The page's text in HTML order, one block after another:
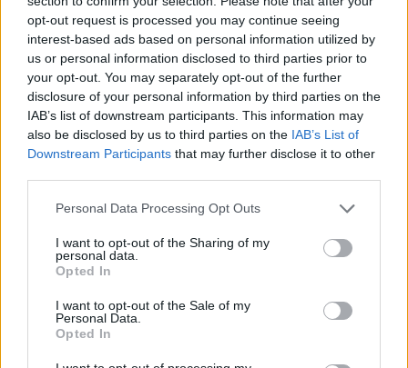
opt-out request is processed you may continue seeing
interest-based ads based on personal information utilized by
us or personal information disclosed to third parties prior to
your opt-out. You may separately opt-out of the further
disclosure of your personal information by third parties on the
IAB’s list of downstream participants. This information may
also be disclosed by us to third parties on the IAB’s List of
Downstream Participants that may further disclose it to other
Personal Data Processing Opt Outs
I want to opt-out of the Sharing of my
personal data.
Opted In
I want to opt-out of the Sale of my
Personal Data.
Opted In
considerazione offerte soltanto a partire da una cifra
compresa tra i 50 e i 55 milioni. Una valutazione molto elevata
che potrebbe trasformare l’eventuale trasferimento del
norvegese in una delle operazioni più costose della prossima
estate. Secondo le ultime indiscrezioni, la sfida più concreta al
momento potrebbe essere quella tra Napoli e Newcastle, con
entrambe le società intenzionate a convincere il giocatore
attraverso il progetto tecnico e sportivo proposto.